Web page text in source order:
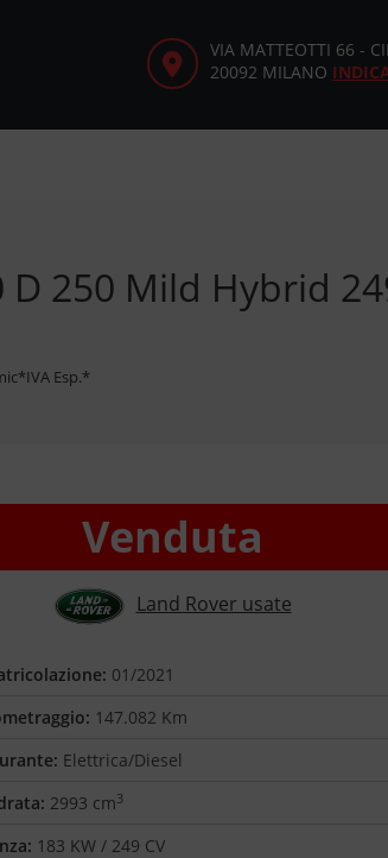
VIA MATTEOTTI 66 -
20092 MILANO
250 Mild Hybrid
Esp.*
Venduta
Land Rover usate
01/2021
147.082 Km
Elettrica/Diesel
2993 cm3
183 KW / 249 CV